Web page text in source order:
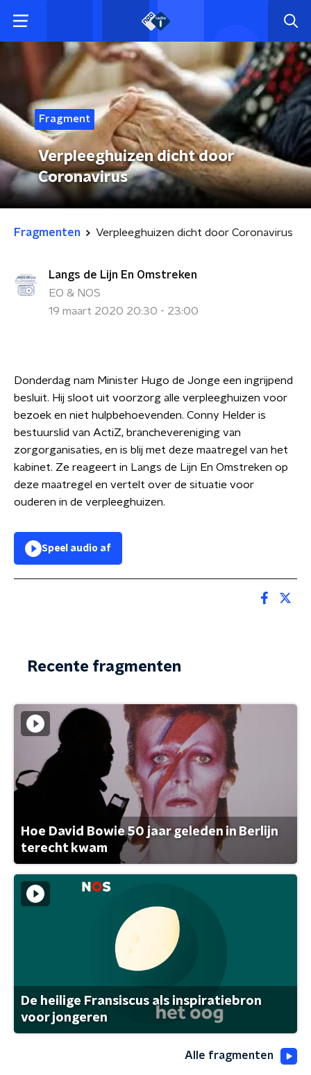
Fragment
Verpleeghuizen dicht door
Coronavirus
Fragmenten Verpleeghuizen dicht door Coronavirus
Langs de Lijn En Omstreken
EO & NOS
19 maart 2020 20:30 - 23:00
Donderdag nam Minister Hugo de Jonge een ingrijpend
besluit. Hij sloot uit voorzorg alle verpleeghuizen voor
bezoek en niet hulpbehoevenden. Conny Helder is
bestuurslid van ActiZ, branchevereniging van
zorgorganisaties, en is blij met deze maatregel van het
kabinet. Ze reageert in Langs de Lijn En Omstreken op
deze maatregel en vertelt over de situatie voor
ouderen in de verpleeghuizen.
Speel audio af
Recente fragmenten
Hoe David Bowie 50 jaar geleden in Berlijn
terecht kwam
De heilige Fransiscus als inspiratiebron
voor jongeren
Alle fragmenten